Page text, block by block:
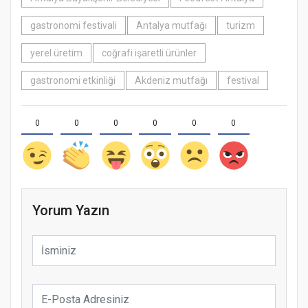
gastronomi festivali Antalya mutfağı turizm
yerel üretim coğrafi işaretli ürünler
gastronomi etkinliği Akdeniz mutfağı festival
0 0 0 0 0 0
Yorum Yazın